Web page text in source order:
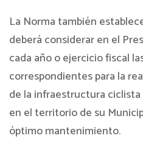
La Norma también
deberá considerar en el
cada año o ejercicio fiscal
correspondientes para la
de la infraestructura
en el territorio de su
óptimo mantenimiento.